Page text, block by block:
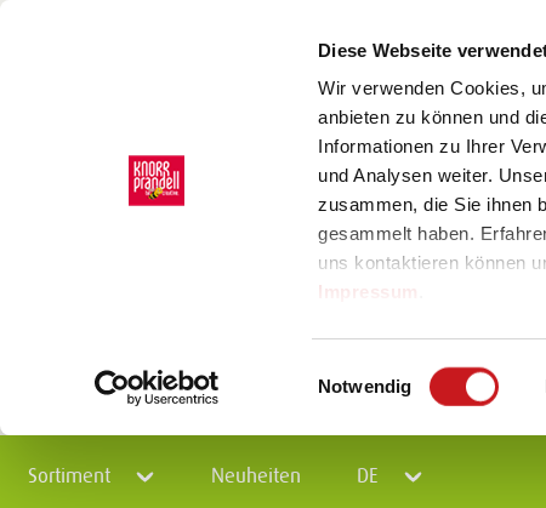
Diese Webseite
Wir verwenden Cookies,
anbieten zu können und
Informationen zu Ihrer
und Analysen weiter.
zusammen, die Sie ihnen
gesammelt haben.
uns kontaktieren können
Impressum
Einwilligungsauswahl
Notwendig
Sortiment Neuheiten DE